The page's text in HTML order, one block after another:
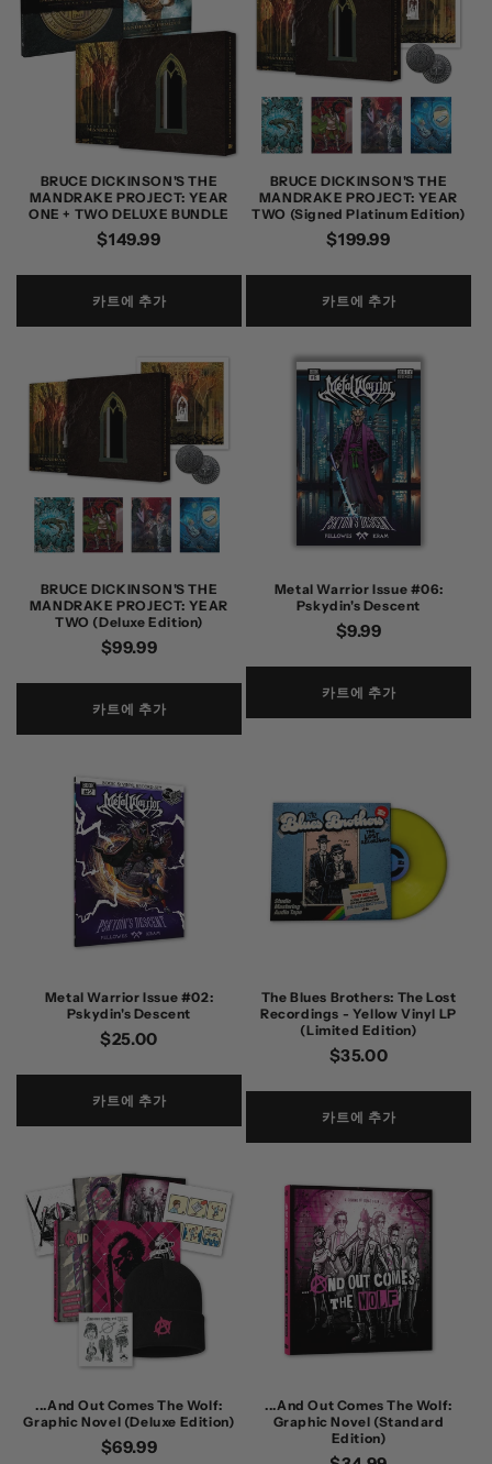
BRUCE DICKINSON'S THE
MANDRAKE PROJECT: YEAR
ONE + TWO DELUXE BUNDLE
정
$149.99
카트에 추가
BRUCE DICKINSON'S THE
MANDRAKE PROJECT: YEAR
TWO (Signed Platinum Edition)
정
$199.99
카트에 추가
BRUCE DICKINSON'S THE
MANDRAKE PROJECT: YEAR
TWO (Deluxe Edition)
정
$99.99
카트에 추가
Metal Warrior Issue #06:
Pskydin's Descent
정
$9.99
카트에 추가
Metal Warrior Issue #02:
Pskydin's Descent
정
$25.00
카트에 추가
The Blues Brothers: The Lost
Recordings - Yellow Vinyl LP
(Limited Edition)
정
$35.00
카트에 추가
...And Out Comes The Wolf:
Graphic Novel (Deluxe Edition)
정
$69.99
...And Out Comes The Wolf:
Graphic Novel (Standard
Edition)